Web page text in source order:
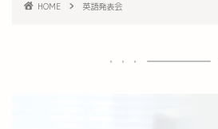
HOME 英語発表会